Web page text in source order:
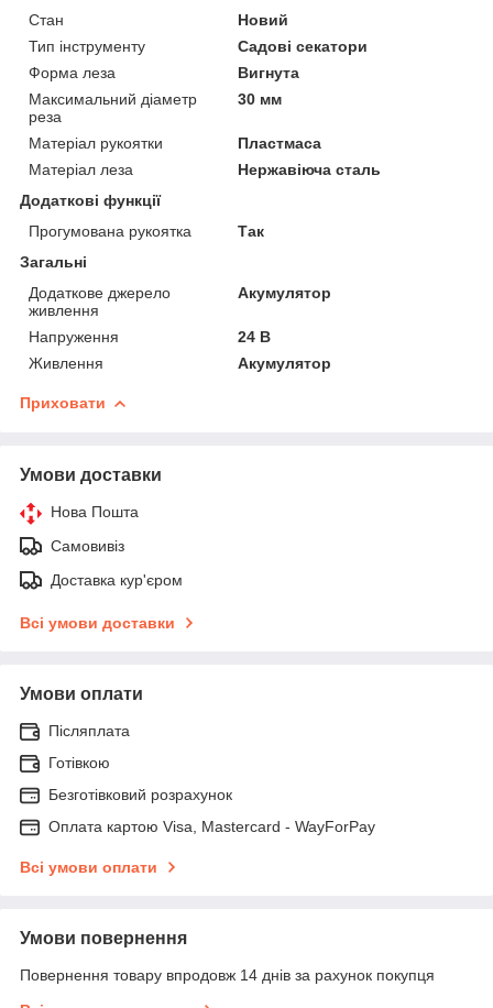
Стан
Новий
Тип інструменту
Садові секатори
Форма леза
Вигнута
Максимальний діаметр
реза
30 мм
Матеріал рукоятки
Пластмаса
Матеріал леза
Нержавіюча сталь
Додаткові функції
Прогумована рукоятка
Так
Загальні
Додаткове джерело
живлення
Акумулятор
Напруження
24 В
Живлення
Акумулятор
Приховати
Умови доставки
Нова Пошта
Самовивіз
Доставка кур'єром
Всі умови доставки
Умови оплати
Післяплата
Готівкою
Безготівковий розрахунок
Оплата картою Visa, Mastercard - WayForPay
Всі умови оплати
Умови повернення
Повернення товару впродовж 14 днів за рахунок покупця